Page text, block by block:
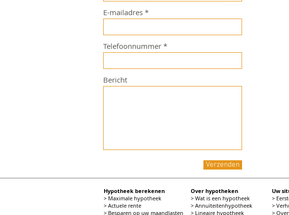
E-mailadres
Telefoonnummer
Bericht
Verzenden
Hypotheek berekenen
> Maximale hypotheek
> Actuele rente
> Besparen op uw maandlasten
Over hypotheken
> Wat is een hypotheek
> Annuïteitenhypotheek
> Lineaire hypotheek
Uw
>
>
>